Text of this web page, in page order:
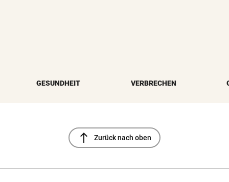
GESUNDHEIT VERBRECHEN
north Zurück nach oben